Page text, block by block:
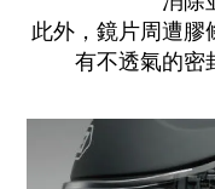
此外，鏡片周遭膠
有不透氣的密